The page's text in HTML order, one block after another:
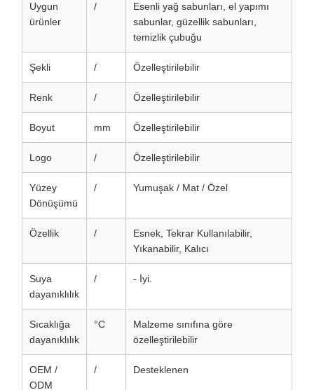
Uygun
ürünler
/
Esenli yağ sabunları, el yapımı
sabunlar, güzellik sabunları,
temizlik çubuğu
Şekli / Özelleştirilebilir
Renk / Özelleştirilebilir
Boyut mm Özelleştirilebilir
Logo / Özelleştirilebilir
Yüzey
Dönüşümü
/ Yumuşak / Mat / Özel
Özellik /
Esnek, Tekrar Kullanılabilir,
Yıkanabilir, Kalıcı
Suya
dayanıklılık
/ - İyi.
Sıcaklığa
dayanıklılık
°C
Malzeme sınıfına göre
özelleştirilebilir
OEM /
ODM
/ Desteklenen